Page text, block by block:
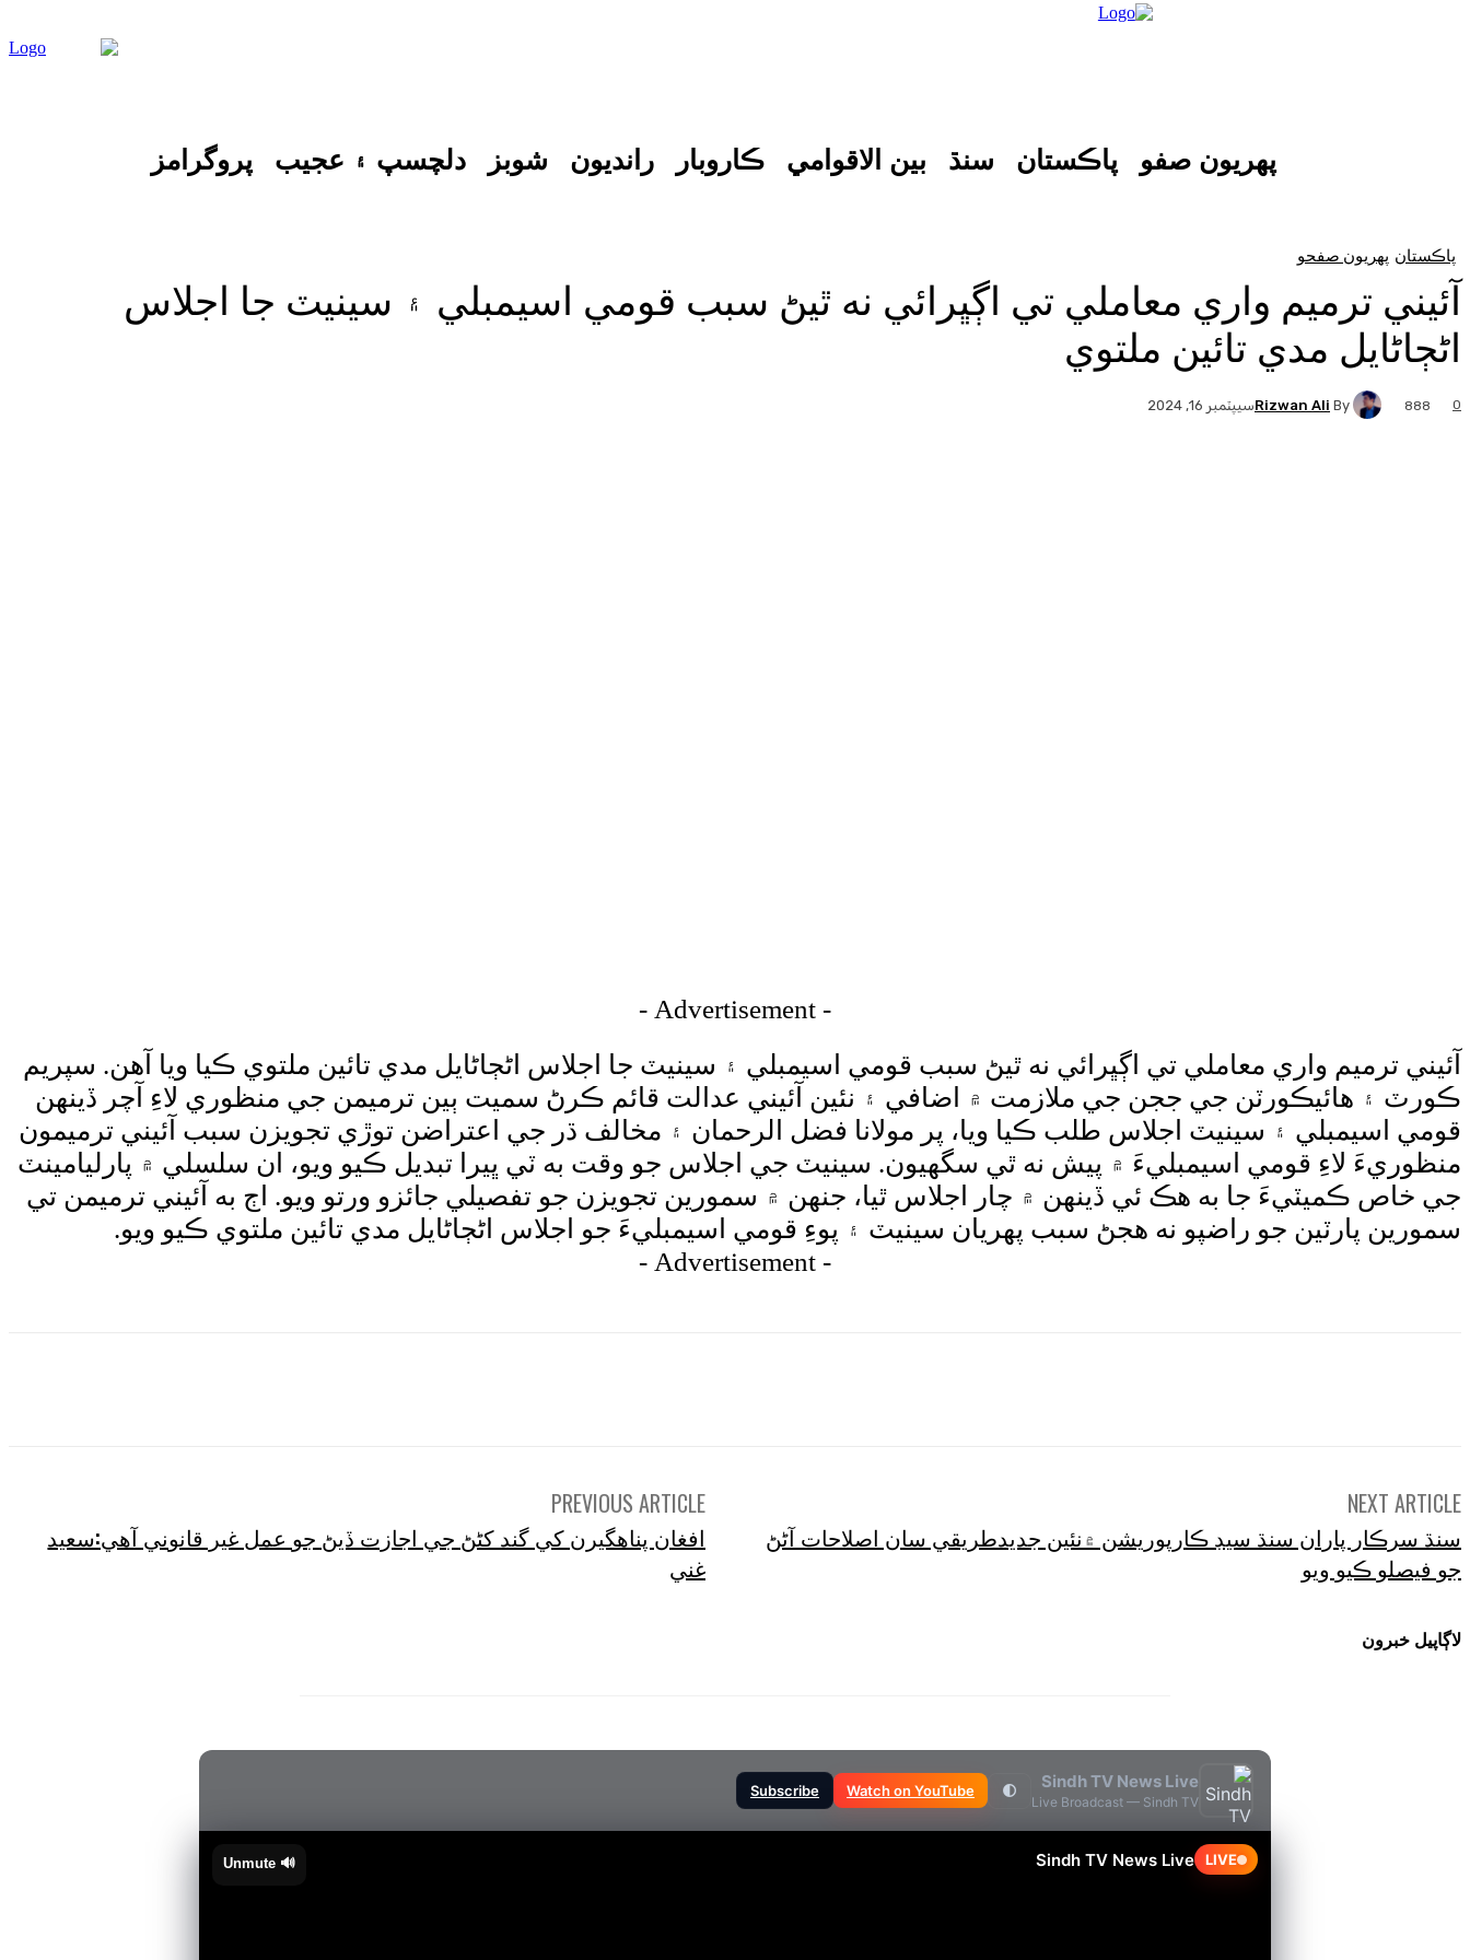
پهريون صفو پاڪستان سنڌ بين الاقوامي ڪاروبار رانديون شوبز دلچسپ ۽ عجيب پروگرامز
پاڪستان پهريون صفحو
آئيني ترميم واري معاملي تي اڳڀرائي نه ٿيڻ سبب قومي اسيمبلي ۽ سينيٽ جا اجلاس
اڻڄاڻايل مدي تائين ملتوي
By
Rizwan Aliسيپٽمبر 16, 2024 0
888
- Advertisement -
آئيني ترميم واري معاملي تي اڳڀرائي نه ٿيڻ سبب قومي اسيمبلي ۽ سينيٽ جا اجلاس اڻڄاڻايل مدي تائين ملتوي ڪيا ويا آهن. سپريم
ڪورٽ ۽ هائيڪورٽن جي ججن جي ملازمت ۾ اضافي ۽ نئين آئيني عدالت قائم ڪرڻ سميت ٻين ترميمن جي منظوري لاءِ آچر ڏينهن
قومي اسيمبلي ۽ سينيٽ اجلاس طلب ڪيا ويا، پر مولانا فضل الرحمان ۽ مخالف ڌر جي اعتراضن توڙي تجويزن سبب آئيني ترميمون
منظوريءَ لاءِ قومي اسيمبليءَ ۾ پيش نه ٿي سگهيون. سينيٽ جي اجلاس جو وقت به ٽي ڀيرا تبديل ڪيو ويو، ان سلسلي ۾ پارليامينٽ
جي خاص ڪميٽيءَ جا به هڪ ئي ڏينهن ۾ چار اجلاس ٿيا، جنهن ۾ سمورين تجويزن جو تفصيلي جائزو ورتو ويو. اڄ به آئيني ترميمن تي
سمورين پارٽين جو راضپو نه هجڻ سبب پهريان سينيٽ ۽ پوءِ قومي اسيمبليءَ جو اجلاس اڻڄاڻايل مدي تائين ملتوي ڪيو ويو.
- Advertisement -
PREVIOUS ARTICLE
افغان پناهگيرن کي گند کڻڻ جي اجازت ڏيڻ جو عمل غير قانوني آهي:سعيد
غني
NEXT ARTICLE
سنڌ سرڪار پاران سنڌ سيڊ ڪارپوريشن ۾نئين جديدطريقي سان اصلاحات آڻڻ
جو فيصلو ڪيو ويو
لاڳاپيل خبرون
Sindh TV News Live
Live Broadcast — Sindh TV
🌓
Watch on YouTube
Subscribe
LIVE
Sindh TV News Live
🔊 Unmute